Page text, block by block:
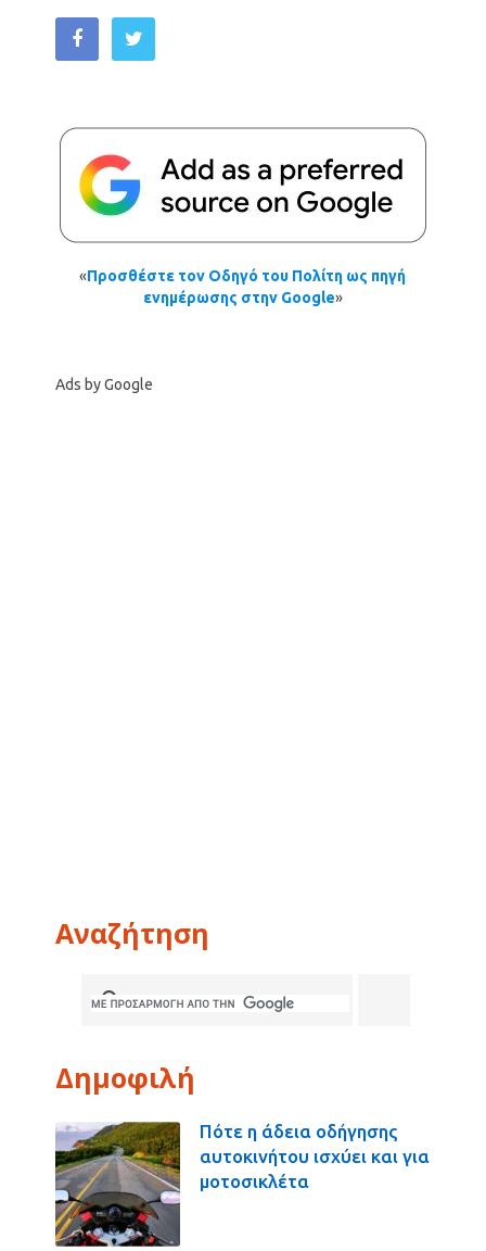
«Προσθέστε τον Οδηγό του Πολίτη ως πηγή
ενημέρωσης στην Google»
Ads by Google
Αναζήτηση
Δημοφιλή
Πότε η άδεια οδήγησης
αυτοκινήτου ισχύει και για
μοτοσικλέτα